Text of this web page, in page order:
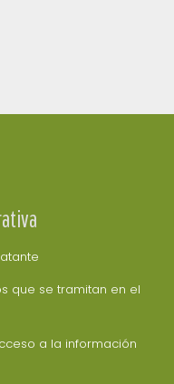
que se tramitan en el
a la información